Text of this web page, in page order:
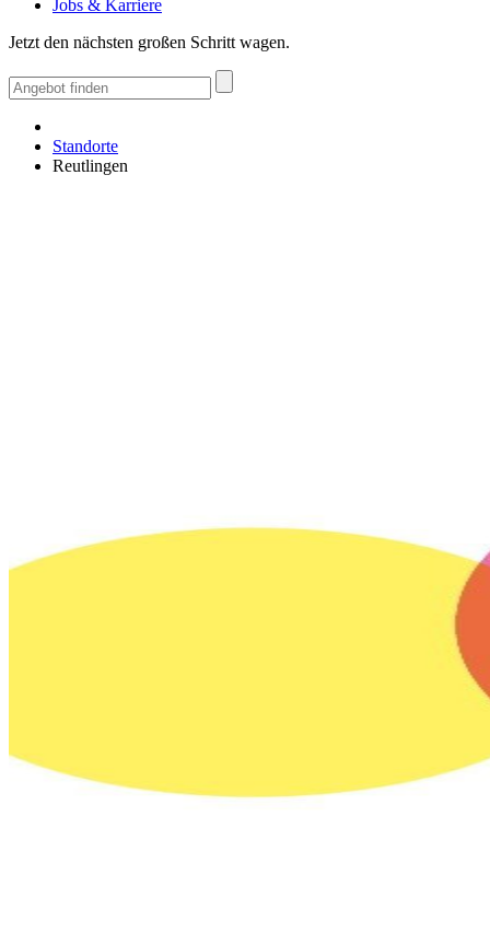
Jobs & Karriere
Jetzt den nächsten großen Schritt wagen.
Standorte
Reutlingen